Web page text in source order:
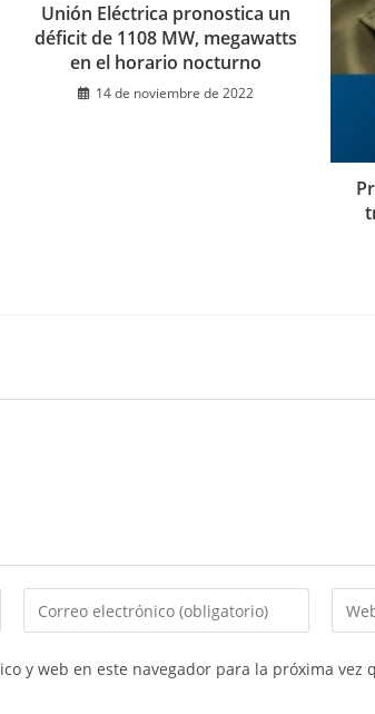
Unión Eléctrica pronostica un
déficit de 1108 MW, megawatts
en el horario nocturno
14 de noviembre de 2022
Introduce
tu
de
la
y web en este navegador para la próxima vez